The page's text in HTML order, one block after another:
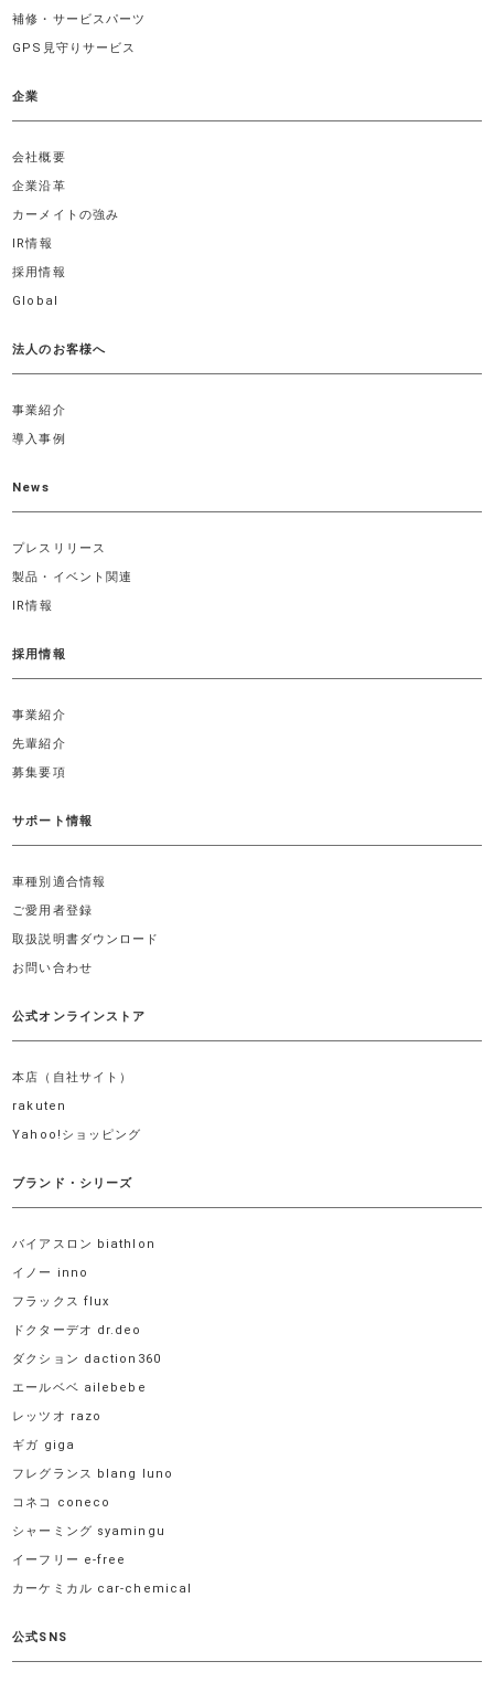
補修・サービスパーツ
GPS見守りサービス
企業
会社概要
企業沿革
カーメイトの強み
IR情報
採用情報
Global
法人のお客様へ
事業紹介
導入事例
News
プレスリリース
製品・イベント関連
IR情報
採用情報
事業紹介
先輩紹介
募集要項
サポート情報
車種別適合情報
ご愛用者登録
取扱説明書ダウンロード
お問い合わせ
公式オンラインストア
本店（自社サイト）
rakuten
Yahoo!ショッピング
ブランド・シリーズ
バイアスロン biathlon
イノー inno
フラックス flux
ドクターデオ dr.deo
ダクション daction360
エールベベ ailebebe
レッツオ razo
ギガ giga
フレグランス blang luno
コネコ coneco
シャーミング syamingu
イーフリー e-free
カーケミカル car-chemical
公式SNS